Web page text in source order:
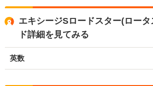
エキシージSロードスター(ロー
ド詳細を見てみる
英数